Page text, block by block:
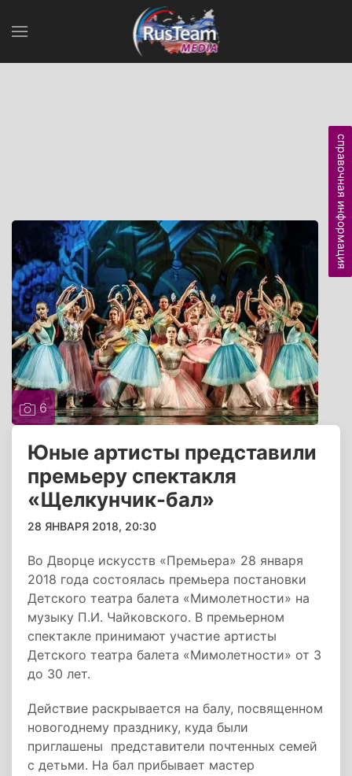
6
Юные артисты представили
премьеру спектакля
«Щелкунчик-бал»
28 ЯНВАРЯ 2018, 20:30
Во Дворце искусств «Премьера» 28 января
2018 года состоялась премьера постановки
Детского театра балета «Мимолетности» на
музыку П.И. Чайковского. В премьерном
спектакле принимают участие артисты
Детского театра балета «Мимолетности» от 3
до 30 лет.
Действие раскрывается на балу, посвященном
новогоднему празднику, куда были
приглашены представители почтенных семей
с детьми. На бал прибывает мастер
справочная информация